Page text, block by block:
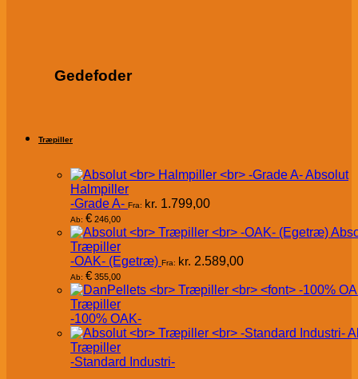
Gedefoder
Træpiller
Absolut
Halmpiller
-Grade A- Fra: kr. 1.799,00
Ab: € 246,00
Træpiller
-OAK- (Egetræ) Fra: kr. 2.589,00
Ab: € 355,00
Træpiller
-100% OAK-
Træpiller
-Standard Industri-